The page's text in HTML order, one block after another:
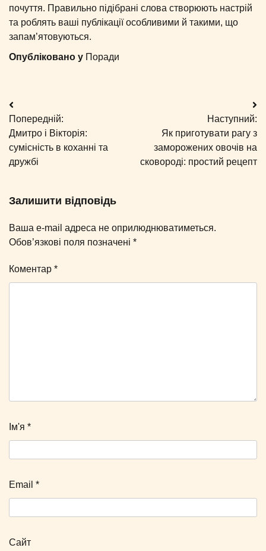
почуття. Правильно підібрані слова створюють настрій
та роблять ваші публікації особливими й такими, що
запам’ятовуються.
Опубліковано у Поради
Навігація
записів
Попередній:
Дмитро і Вікторія:
сумісність в коханні та
дружбі
Наступний:
Як приготувати рагу з
заморожених овочів на
сковороді: простий рецепт
Залишити відповідь
Ваша e-mail адреса не оприлюднюватиметься.
Обов’язкові поля позначені *
Коментар *
Ім'я *
Email *
Сайт